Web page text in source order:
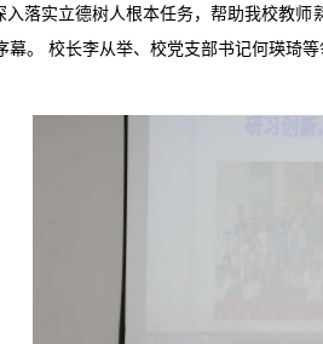
落实立德树人根本任务，帮助我校教师
。 校长李从举、校党支部书记何瑛琦